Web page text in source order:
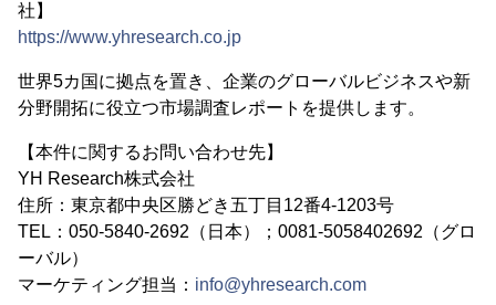
社】
https://www.yhresearch.co.jp
世界5カ国に拠点を置き、企業のグローバルビジネスや新
分野開拓に役立つ市場調査レポートを提供します。
【本件に関するお問い合わせ先】
YH Research株式会社
住所：東京都中央区勝どき五丁目12番4-1203号
TEL：050-5840-2692（日本）；0081-5058402692（グロ
ーバル）
マーケティング担当： info@yhresearch.com